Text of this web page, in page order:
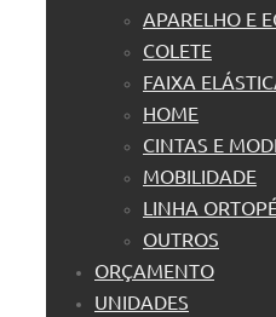
APARELHO E
COLETE
FAIXA
HOME
CINTAS E
MOBILIDADE
LINHA
OUTROS
ORÇAMENTO
UNIDADES